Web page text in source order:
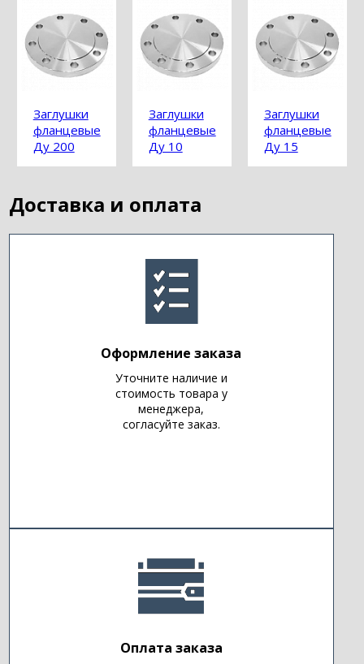
Заглушки
фланцевые
Ду 200
Заглушки
фланцевые
Ду 10
Заглушки
фланцевые
Ду 15
Доставка и оплата
Оформление заказа
Уточните наличие и
стоимость товара у
менеджера,
согласуйте заказ.
Оплата заказа